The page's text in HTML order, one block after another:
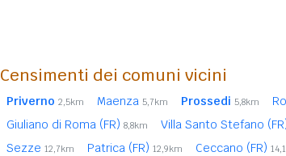
Censimenti dei comuni vicini
Priverno 2,5km Maenza 5,7km Prossedi 5,8km
Giuliano di Roma (FR) 8,8km Villa Santo Stefano
Sezze 12,7km Patrica (FR) 12,9km Ceccano (FR)